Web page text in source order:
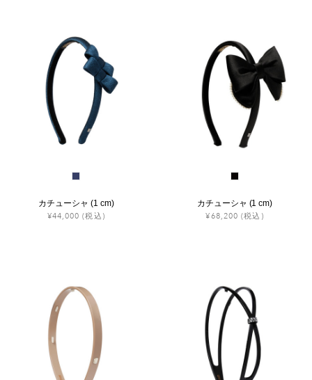
カチューシャ (1 cm)
¥44,000 (税込)
カチューシャ (1 cm)
¥68,200 (税込)